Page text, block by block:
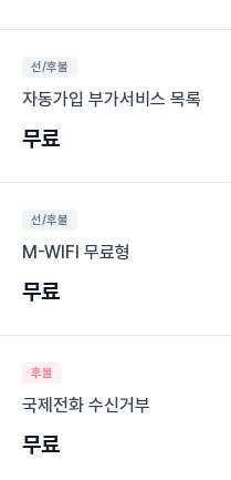
선/후불
자동가입 부가서비스 목록
무료
선/후불
M-WIFI 무료형
무료
후불
국제전화 수신거부
무료